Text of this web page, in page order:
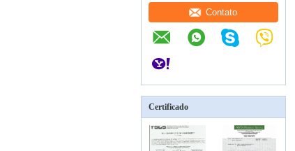
Contato
Certificado